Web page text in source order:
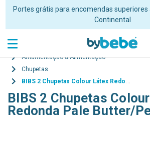
Portes grátis para encomendas superiores
Continental
Amamentação & Alimentação
Chupetas
BIBS 2 Chupetas Colour Látex Redonda Pale Butter/Petal 0-6M
BIBS 2 Chupetas
Redonda Pale Butter/